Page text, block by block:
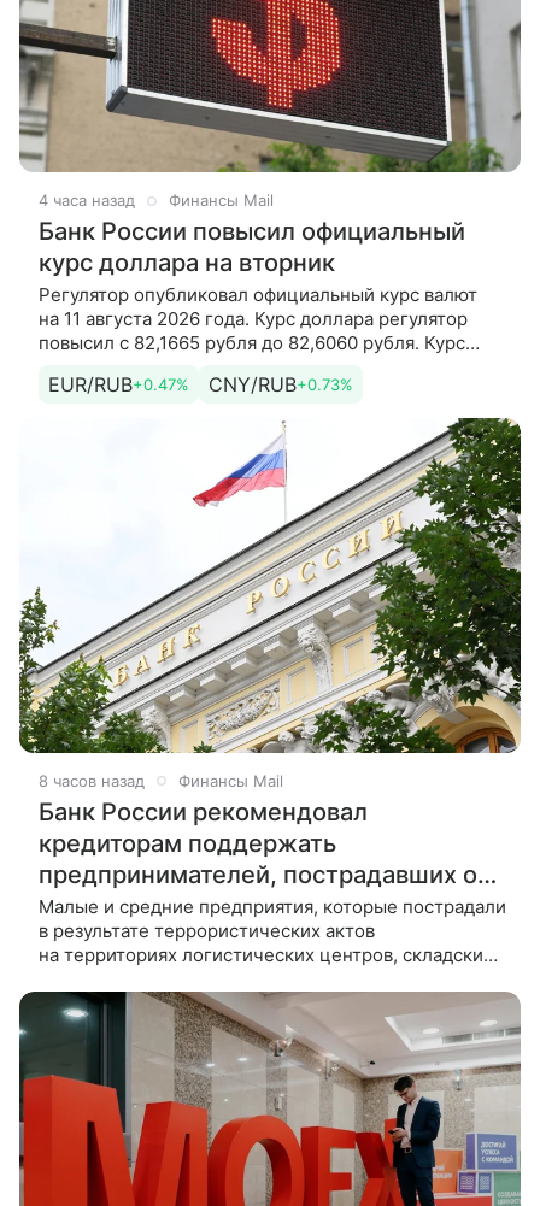
4 часа назад Финансы Mail
Банк России повысил официальный
курс доллара на вторник
Регулятор опубликовал официальный курс валют
на 11 августа 2026 года. Курс доллара регулятор
повысил с 82,1665 рубля до 82,6060 рубля. Курс
рубля. Кроме
EUR/RUB+0.47% CNY/RUB+0.73%
8 часов назад Финансы Mail
Банк России рекомендовал
кредиторам поддержать
предпринимателей, пострадавших от
терактов
Малые и средние предприятия, которые пострадали
в результате террористических актов
на территориях логистических центров, складских,
помещений, смогут обратиться